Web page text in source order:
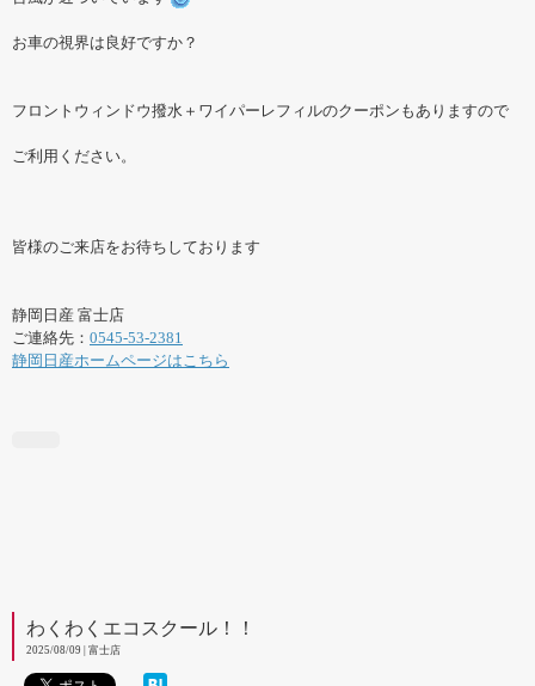
お車の視界は良好ですか？
フロントウィンドウ撥水＋ワイパーレフィルのクーポンもありますので
ご利用ください。
皆様のご来店をお待ちしております
静岡日産 富士店
ご連絡先： 0545-53-2381
静岡日産ホームページはこちら
わくわくエコスクール！！
2025/08/09 | 富士店